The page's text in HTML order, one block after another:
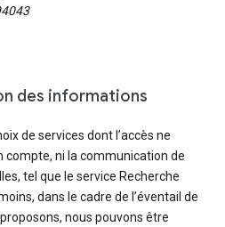
des informations
de services dont l’accès ne
compte, ni la communication de
tel que le service Recherche
dans le cadre de l’éventail de
nous pouvons être